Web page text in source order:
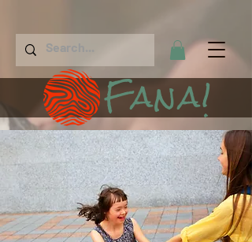
Fana!